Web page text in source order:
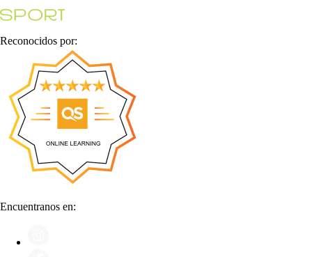
Reconocidos por:
Encuentranos en: